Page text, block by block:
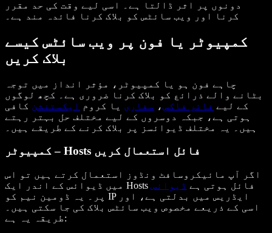
دونوں پر اثر ڈالتا ہے۔ اسی لیے وقت کی حد مقرر
کرنا اور ویب سائٹس کو بلاک کرنا فائدہ مند ہے۔
کمپیوٹر یا فون پر ویب سائٹس کیسے
بلاک کریں
چاہے فون ہو یا کمپیوٹر، مؤثر انداز میں توجہ
بٹانے والے ذرائع کو بلاک کرنا ضروری ہے۔ کچھ لوگوں
کے لیے فائر فاکس، سفاری یا کروم ایکستنشن کافی
ہوتی ہے، جبکہ دوسروں کے لیے مختلف حل بہتر رہتے
ہیں۔ یہ مختلف ڈیوائسز پر بلاک کرنے کے طریقے ہیں۔
کمپیوٹر – Hosts فائل استعمال کریں
اگر آپ مائیکروسافٹ ونڈوز استعمال کرتے ہیں تو اس
میں ڈیوائس کے اندر ایک Hosts فائل ہوتی ہے ڈیوائس
پر۔ یہ ڈومین نیم کو IP ایڈریس میں بدلتی ہے، اور
اسی کے ذریعے مخصوص ویب سائٹس بلاک کی جا سکتی ہیں۔
طریقہ یہ ہے: